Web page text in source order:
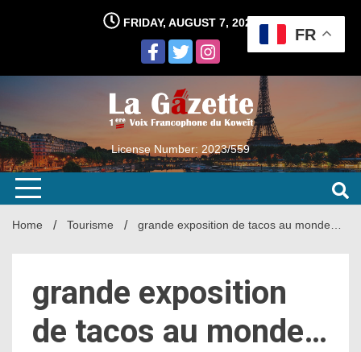
FRIDAY, AUGUST 7, 2026
License Number: 2023/559
Home Tourisme grande exposition de tacos au monde…
grande exposition
de tacos au monde…
FR